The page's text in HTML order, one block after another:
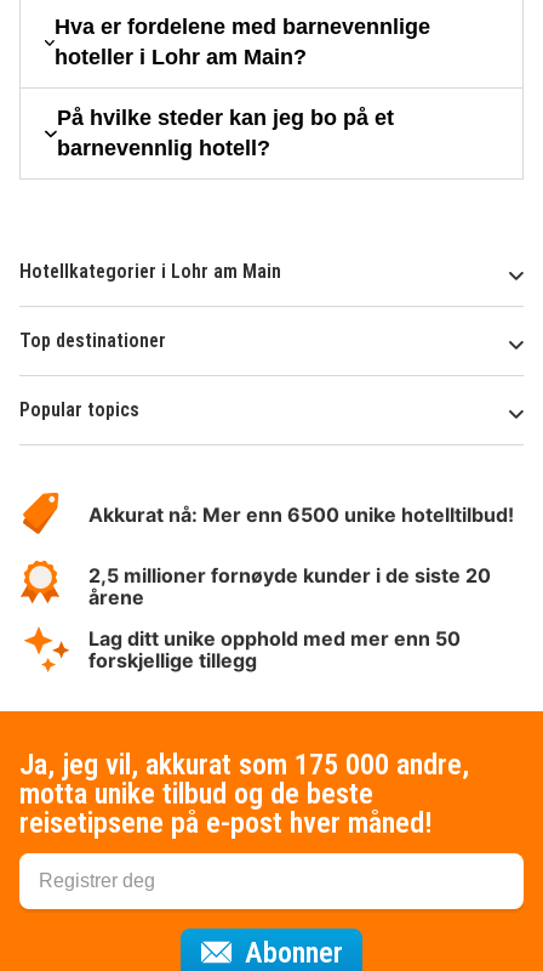
Hva er fordelene med barnevennlige
hoteller i Lohr am Main?
På hvilke steder kan jeg bo på et
barnevennlig hotell?
Hotellkategorier i Lohr am Main
Top destinationer
Popular topics
Hotelspecials
Akkurat nå: Mer enn 6500 unike hotelltilbud!
2,5 millioner fornøyde kunder i de siste 20
årene
Lag ditt unike opphold med mer enn 50
forskjellige tillegg
Ja, jeg vil, akkurat som 175 000 andre,
motta unike tilbud og de beste
reisetipsene på e-post hver måned!
Abonner